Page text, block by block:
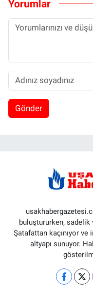
Yorumlar
Gönder
buluştururken,
Şatafattan kaçınıyor
altyapı sunuyor.